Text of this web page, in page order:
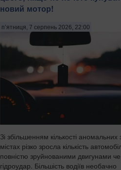
новий мотор!
п’ятниця, 7 серпень 2026, 22:00
Зі збільшенням кількості аномальних
містах різко зросла кількість
повністю зруйнованими двигунами
гідроудар. Більшість водіїв необачно